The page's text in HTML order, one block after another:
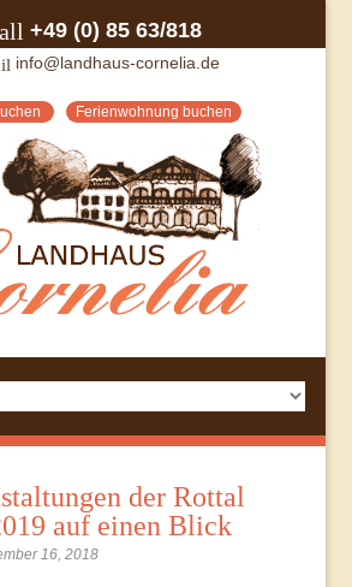
+49 (0) 85 63/818
info@landhaus-cornelia.de
Ferienwohnung buchen
der Rottal
auf einen Blick
16, 2018